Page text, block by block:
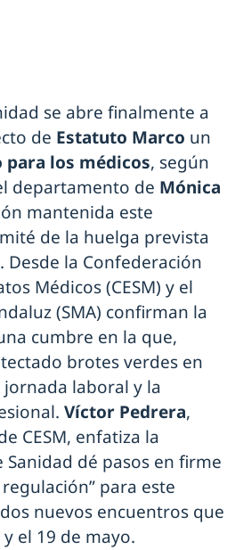
se abre finalmente a
de Estatuto Marco un
los médicos, según
departamento de Mónica
mantenida este
de la huelga prevista
Desde la Confederación
Médicos (CESM) y el
(SMA) confirman la
cumbre en la que,
brotes verdes en
laboral y la
Víctor Pedrera,
CESM, enfatiza la
dé pasos en firme
para este
nuevos encuentros que
el 19 de mayo.